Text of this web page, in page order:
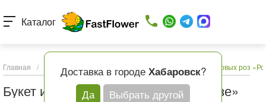
Доставка в городе Хабаровск?
Да
Выбрать другой
Каталог
Главная / Каталог товаров Букет из пионов и кустовых роз
Букет из пионов и кустовых роз «Розе»